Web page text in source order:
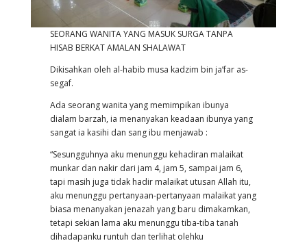
SEORANG WANITA YANG MASUK SURGA TANPA
HISAB BERKAT AMALAN SHALAWAT
Dikisahkan oleh al-habib musa kadzim bin ja’far as-
segaf.
Ada seorang wanita yang memimpikan ibunya
dialam barzah, ia menanyakan keadaan ibunya yang
sangat ia kasihi dan sang ibu menjawab :
“Sesungguhnya aku menunggu kehadiran malaikat
munkar dan nakir dari jam 4, jam 5, sampai jam 6,
tapi masih juga tidak hadir malaikat utusan Allah itu,
aku menunggu pertanyaan-pertanyaan malaikat yang
biasa menanyakan jenazah yang baru dimakamkan,
tetapi sekian lama aku menunggu tiba-tiba tanah
dihadapanku runtuh dan terlihat olehku